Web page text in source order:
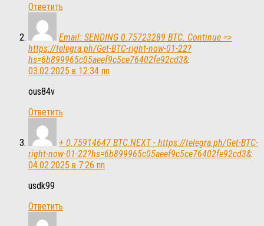
Ответить
Email: SENDING 0.75723289 BTC. Continue =>
https://telegra.ph/Get-BTC-right-now-01-22?
hs=6b899965c05aeef9c5ce76402fe92cd3&:
03.02.2025 в 12:34 пп
ous84v
Ответить
+ 0.75914647 BTC.NEXT - https://telegra.ph/Get-BTC-
right-now-01-22?hs=6b899965c05aeef9c5ce76402fe92cd3&:
04.02.2025 в 7:26 пп
usdk99
Ответить